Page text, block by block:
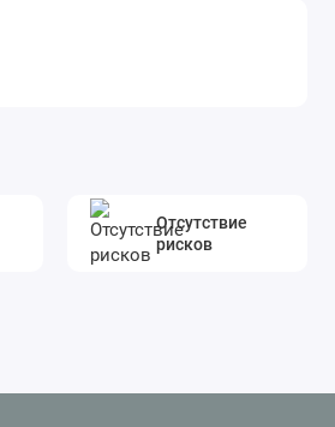
Отсутствие
рисков